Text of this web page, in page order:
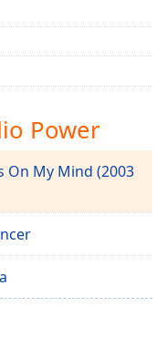
Power
On My Mind (2003